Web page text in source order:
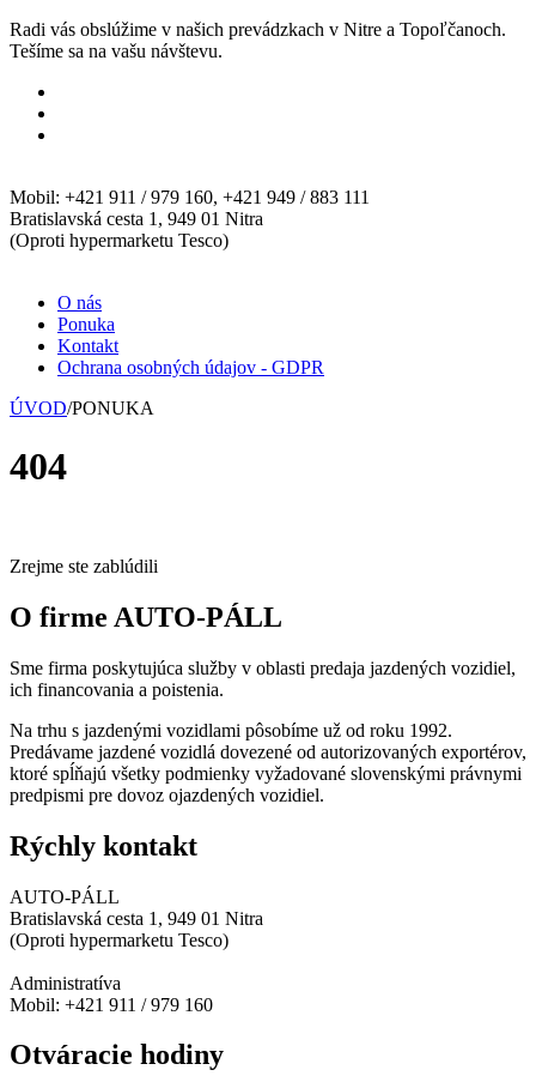
Radi vás obslúžime v našich prevádzkach v Nitre a Topoľčanoch.
Tešíme sa na vašu návštevu.
Mobil: +421 911 / 979 160, +421 949 / 883 111
Bratislavská cesta 1, 949 01 Nitra
(Oproti hypermarketu Tesco)
O nás
Ponuka
Kontakt
Ochrana osobných údajov - GDPR
ÚVOD/PONUKA
404
Zrejme ste zablúdili
O firme AUTO-PÁLL
Sme firma poskytujúca služby v oblasti predaja jazdených vozidiel,
ich financovania a poistenia.
Na trhu s jazdenými vozidlami pôsobíme už od roku 1992.
Predávame jazdené vozidlá dovezené od autorizovaných exportérov,
ktoré spĺňajú všetky podmienky vyžadované slovenskými právnymi
predpismi pre dovoz ojazdených vozidiel.
Rýchly kontakt
AUTO-PÁLL
Bratislavská cesta 1, 949 01 Nitra
(Oproti hypermarketu Tesco)
Administratíva
Mobil: +421 911 / 979 160
Otváracie hodiny